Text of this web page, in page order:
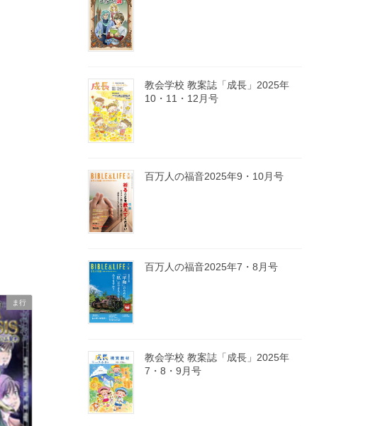
ま行
教会学校 教案誌「成長」2025年
10・11・12月号
百万人の福音2025年9・10月号
百万人の福音2025年7・8月号
教会学校 教案誌「成長」2025年
7・8・9月号